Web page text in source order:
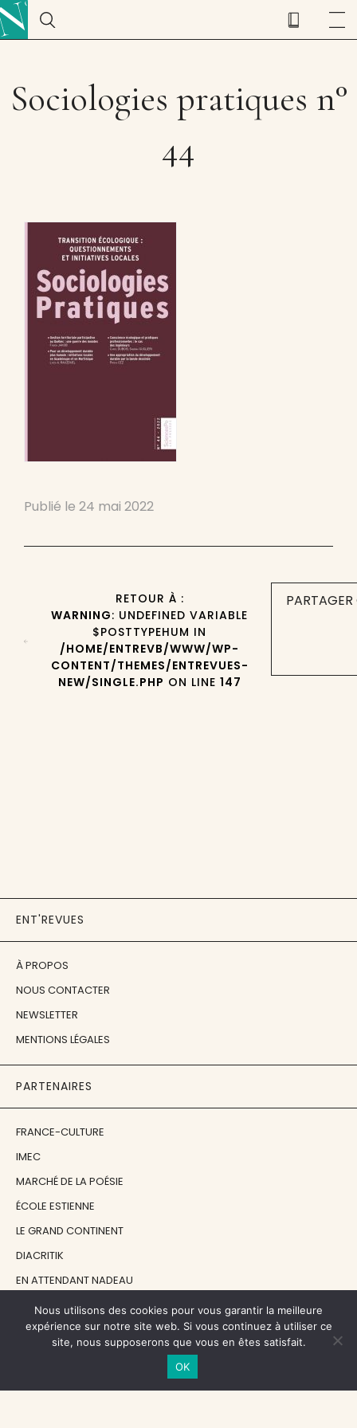
Sociologies pratiques n°
44
Publié le 24 mai 2022
RETOUR À :
WARNING: UNDEFINED VARIABLE
$POSTTYPEHUM IN
/HOME/ENTREVB/WWW/WP-
CONTENT/THEMES/ENTREVUES-
NEW/SINGLE.PHP ON LINE 147
ENT'REVUES
À PROPOS
NOUS CONTACTER
NEWSLETTER
MENTIONS LÉGALES
PARTENAIRES
FRANCE-CULTURE
IMEC
MARCHÉ DE LA POÉSIE
ÉCOLE ESTIENNE
LE GRAND CONTINENT
DIACRITIK
EN ATTENDANT NADEAU
NOS SOUTIENS
Nous utilisons des cookies pour vous garantir la meilleure
expérience sur notre site web. Si vous continuez à utiliser ce
site, nous supposerons que vous en êtes satisfait.
OK